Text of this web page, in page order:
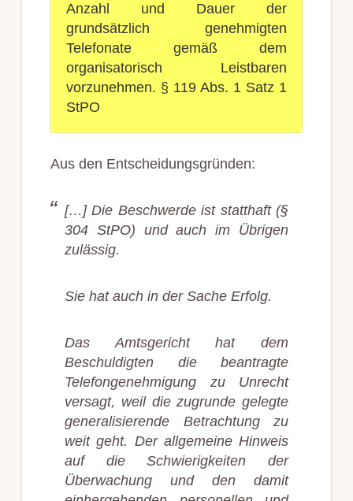
Anzahl und Dauer der
grundsätzlich genehmigten
Telefonate gemäß dem
organisatorisch Leistbaren
vorzunehmen. § 119 Abs. 1 Satz 1
StPO
Aus den Entscheidungsgründen:
[…] Die Beschwerde ist statthaft (§
304 StPO) und auch im Übrigen
zulässig.
Sie hat auch in der Sache Erfolg.
Das Amtsgericht hat dem
Beschuldigten die beantragte
Telefongenehmigung zu Unrecht
versagt, weil die zugrunde gelegte
generalisierende Betrachtung zu
weit geht. Der allgemeine Hinweis
auf die Schwierigkeiten der
Überwachung und den damit